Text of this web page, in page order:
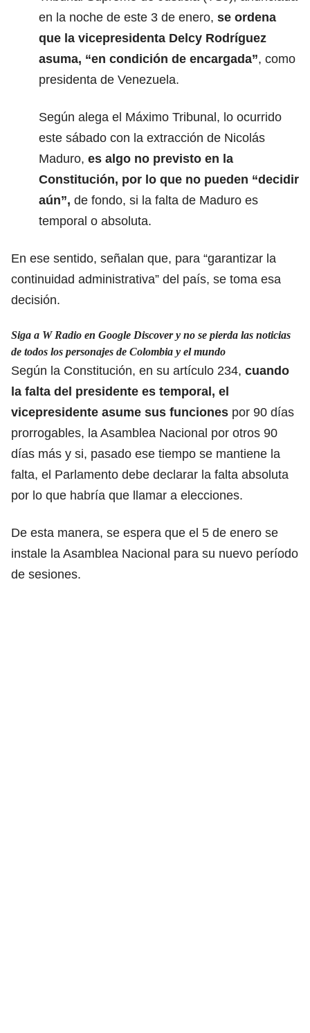
en la noche de este 3 de enero, se ordena
que la vicepresidenta Delcy Rodríguez
asuma, “en condición de encargada”, como
presidenta de Venezuela.
Según alega el Máximo Tribunal, lo ocurrido
este sábado con la extracción de Nicolás
Maduro, es algo no previsto en la
Constitución, por lo que no pueden “decidir
aún”, de fondo, si la falta de Maduro es
temporal o absoluta.
En ese sentido, señalan que, para “garantizar la
continuidad administrativa” del país, se toma esa
decisión.
Siga a W Radio en Google Discover y no se pierda las noticias
de todos los personajes de Colombia y el mundo
Según la Constitución, en su artículo 234, cuando
la falta del presidente es temporal, el
vicepresidente asume sus funciones por 90 días
prorrogables, la Asamblea Nacional por otros 90
días más y si, pasado ese tiempo se mantiene la
falta, el Parlamento debe declarar la falta absoluta
por lo que habría que llamar a elecciones.
De esta manera, se espera que el 5 de enero se
instale la Asamblea Nacional para su nuevo período
de sesiones.